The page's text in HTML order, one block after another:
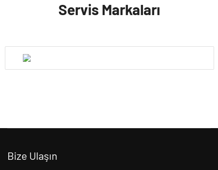
Servis Markaları
Bize Ulaşın